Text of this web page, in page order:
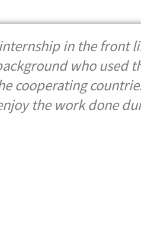
in the front
who used
cooperating
the work done